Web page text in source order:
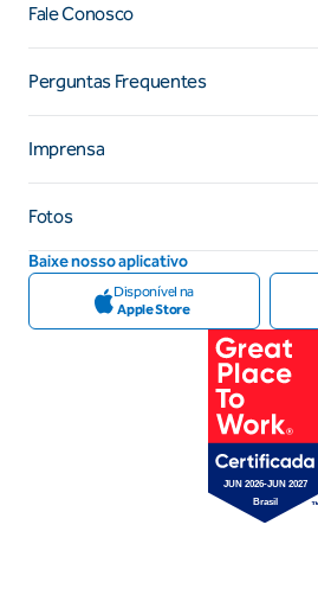
Fale Conosco
Perguntas Frequentes
Imprensa
Fotos
Baixe nosso aplicativo
Disponível na
Apple Store